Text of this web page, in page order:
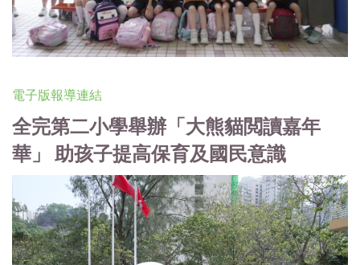
電子版報導連結
全完第二小學舉辦「大熊貓閲讀嘉年
華」 助孩子提高保育及國民意識